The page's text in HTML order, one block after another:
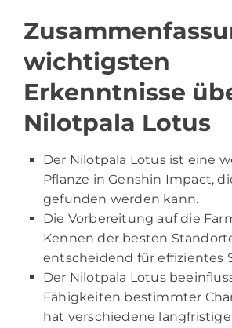
wichtigsten
Erkenntnisse
Nilotpala Lotus
Der Nilotpala Lotus ist eine
Pflanze in Genshin Impact,
gefunden werden kann.
Die Vorbereitung auf die
Kennen der besten
entscheidend für effizientes
Der Nilotpala Lotus
Fähigkeiten bestimmter
hat verschiedene